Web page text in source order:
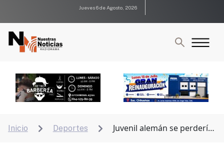
Jueves 6 de Agosto, 2026
Inicio  Deportes 
Juvenil alemán se perdería